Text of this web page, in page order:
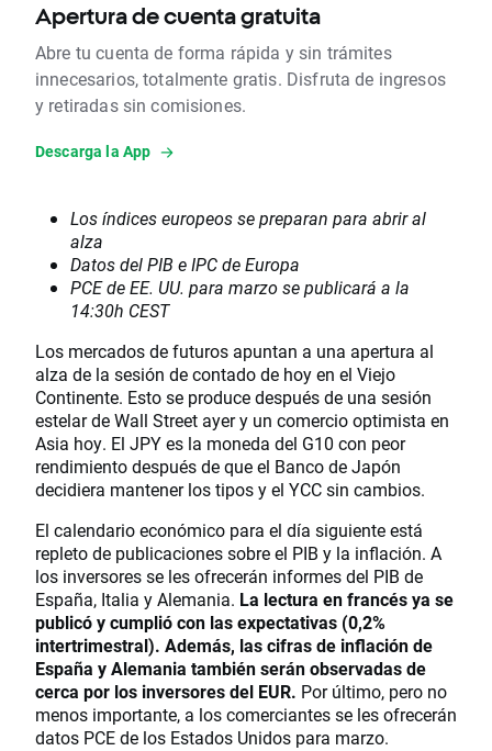
Apertura de cuenta gratuita
Abre tu cuenta de forma rápida y sin trámites
innecesarios, totalmente gratis. Disfruta de ingresos
y retiradas sin comisiones.
Descarga la App
Los índices europeos se preparan para abrir al
alza
Datos del PIB e IPC de Europa
PCE de EE. UU. para marzo se publicará a la
14:30h CEST
Los mercados de futuros apuntan a una apertura al
alza de la sesión de contado de hoy en el Viejo
Continente. Esto se produce después de una sesión
estelar de Wall Street ayer y un comercio optimista en
Asia hoy. El JPY es la moneda del G10 con peor
rendimiento después de que el Banco de Japón
decidiera mantener los tipos y el YCC sin cambios.
El calendario económico para el día siguiente está
repleto de publicaciones sobre el PIB y la inflación. A
los inversores se les ofrecerán informes del PIB de
España, Italia y Alemania. La lectura en francés ya se
publicó y cumplió con las expectativas (0,2%
intertrimestral). Además, las cifras de inflación de
España y Alemania también serán observadas de
cerca por los inversores del EUR. Por último, pero no
menos importante, a los comerciantes se les ofrecerán
datos PCE de los Estados Unidos para marzo.